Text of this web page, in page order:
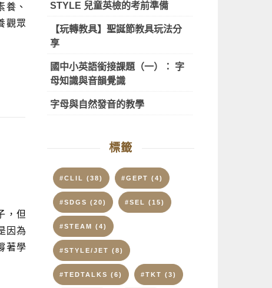
養、
觀眾
，但
因為
著學
STYLE 兒童英檢的考前準備
【玩轉教具】聖誕節教具玩法分
享
國中小英語銜接課題（一）： 字
母知識與音韻覺識
字母與自然發音的教學
標籤
#CLIL (38) #GEPT (4)
#SDGS (20) #SEL (15)
#STEAM (4)
#STYLE/JET (8)
#TEDTALKS (6) #TKT (3)